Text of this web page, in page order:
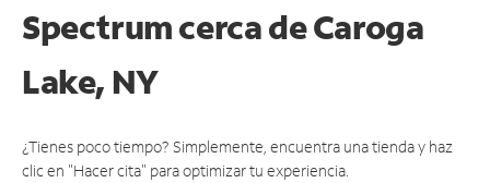
Spectrumcerca de Caroga
Lake, NY
¿Tienes poco tiempo? Simplemente, encuentra una tienda y haz
clic en "Hacer cita" para optimizar tu experiencia.